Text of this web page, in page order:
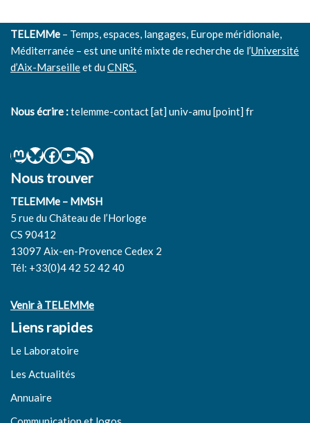
TELEMMe – Temps, espaces, langages, Europe méridionale,
Méditerranée – est une unité mixte de recherche de l’Université
d’Aix-Marseilleet duCNRS.
Nous écrire :telemme-contact [at] univ-amu [point] fr
Nous trouver
TELEMMe – MMSH
5 rue du Château de l’Horloge
CS 90412
13097 Aix-en-Provence Cedex 2
Tél: +33(0)4 42 52 42 40
Venir à TELEMMe
Liens rapides
Le Laboratoire
Les Actualités
Annuaire